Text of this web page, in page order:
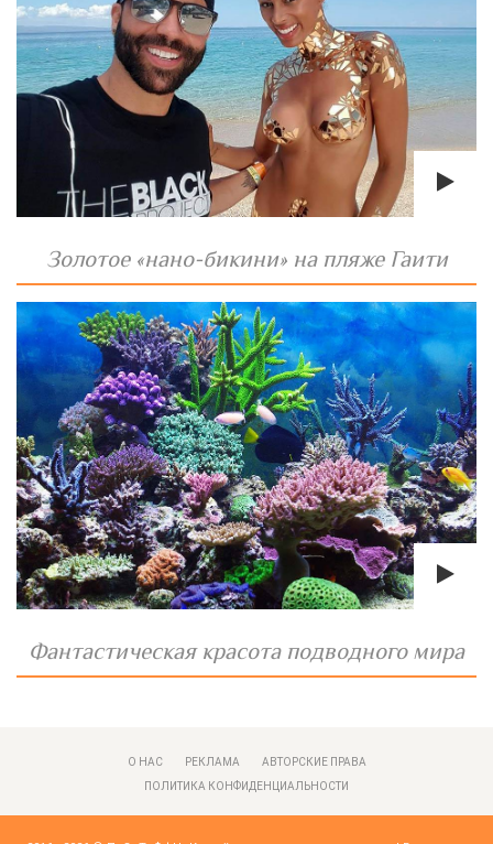
Золотое «нано-бикини» на пляже Гаити
Фантастическая красота подводного мира
О НАС РЕКЛАМА
АВТОРСКИЕ ПРАВА
ПОЛИТИКА КОНФИДЕНЦИАЛЬНОСТИ